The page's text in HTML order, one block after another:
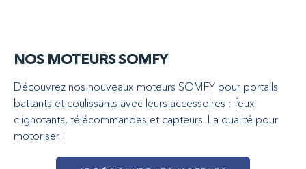
NOS MOTEURS SOMFY
Découvrez nos nouveaux moteurs SOMFY pour portails
battants et coulissants avec leurs accessoires : feux
clignotants, télécommandes et capteurs. La qualité pour
motoriser !